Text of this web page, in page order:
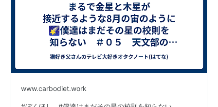
www.carbodiet.work